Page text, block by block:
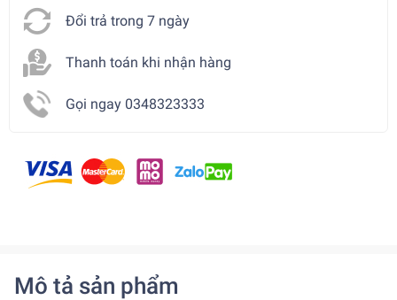
Đổi trả trong 7 ngày
Thanh toán khi nhận hàng
Gọi ngay 0348323333
Mô tả sản phẩm